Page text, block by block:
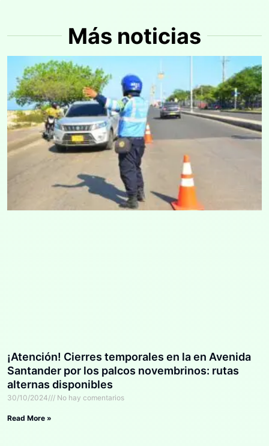
Más noticias
¡Atención! Cierres temporales en la en Avenida
Santander por los palcos novembrinos: rutas
alternas disponibles
30/10/2024 No hay comentarios
Read More »